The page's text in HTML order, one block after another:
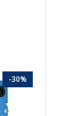
-30%